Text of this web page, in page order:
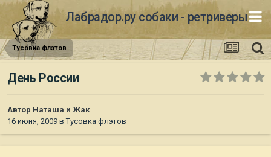
Лабрадор.ру собаки - ретриверы
Тусовка флэтов
День России
Автор Наташа и Жак
16 июня, 2009 вТусовка флэтов